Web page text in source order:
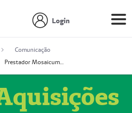
Login
Comunicação
Prestador Mosaicum Espaço Clínico Eireli (51004355-5)